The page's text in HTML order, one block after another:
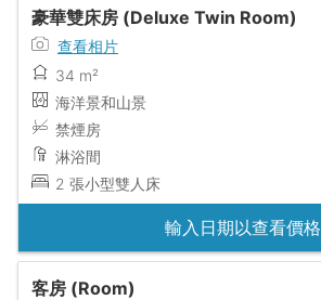
豪華雙床房 (Deluxe Twin Room)
查看相片
34 m²
海洋景和山景
禁煙房
淋浴間
2 張小型雙人床
輸入日期以查看價格
客房 (Room)